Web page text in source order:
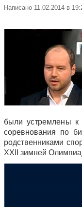
Написано 11.02.2014 в
были устремлены к
соревнования по
родственниками
XXII зимней